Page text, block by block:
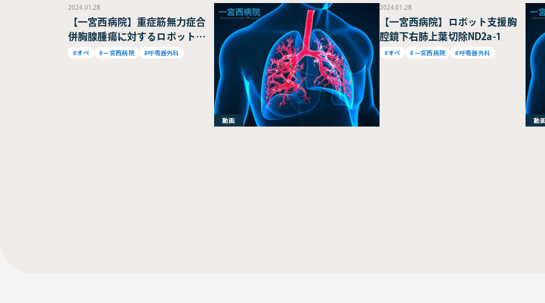
2024.01.28
【一宮西病院】重症筋無力症合
併胸腺腫瘍に対するロボット支
援胸腔鏡下拡大胸腺胸腺腫瘤切
#オペ #一宮西病院 #呼吸器外科
動画
2024.01.28
【一宮西病院】ロボット支援胸
腔鏡下右肺上葉切除ND2a-1
#オペ #一宮西病院 #呼吸器外科
動